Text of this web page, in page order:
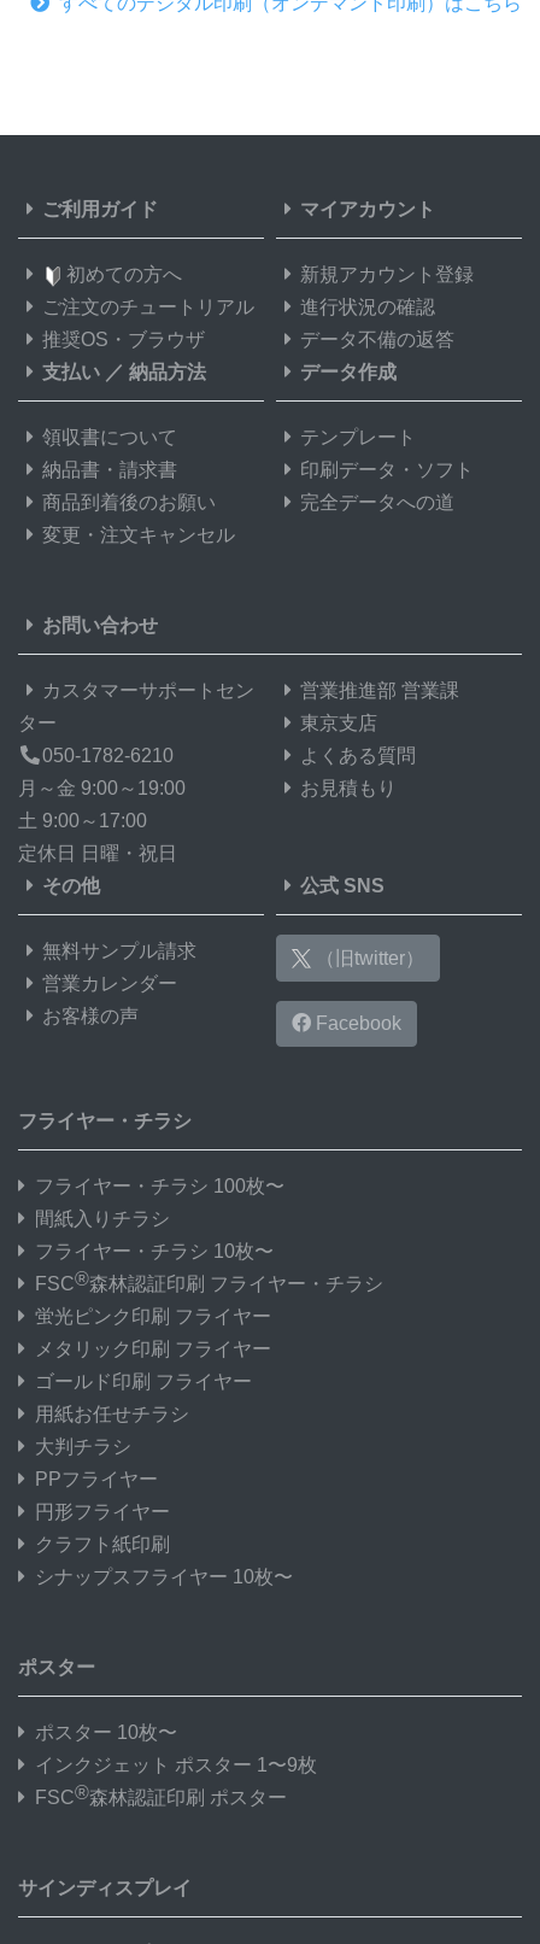
ご利用ガイド
初めての方へ
ご注文のチュートリアル
推奨OS・ブラウザ
マイアカウント
新規アカウント登録
進行状況の確認
データ不備の返答
支払い ／ 納品方法
領収書について
納品書・請求書
商品到着後のお願い
変更・注文キャンセル
データ作成
テンプレート
印刷データ・ソフト
完全データへの道
お問い合わせ
カスタマーサポートセン
ター
050-1782-6210
月～金 9:00～19:00
土 9:00～17:00
定休日 日曜・祝日
営業推進部 営業課
東京支店
よくある質問
お見積もり
その他
無料サンプル請求
営業カレンダー
お客様の声
公式 SNS
（旧twitter）
Facebook
フライヤー・チラシ
フライヤー・チラシ 100枚〜
間紙入りチラシ
フライヤー・チラシ 10枚〜
FSC®森林認証印刷 フライヤー・チラシ
蛍光ピンク印刷 フライヤー
メタリック印刷 フライヤー
ゴールド印刷 フライヤー
用紙お任せチラシ
大判チラシ
PPフライヤー
円形フライヤー
クラフト紙印刷
シナップスフライヤー 10枚〜
ポスター
ポスター 10枚〜
インクジェット ポスター 1〜9枚
FSC®森林認証印刷 ポスター
サインディスプレイ